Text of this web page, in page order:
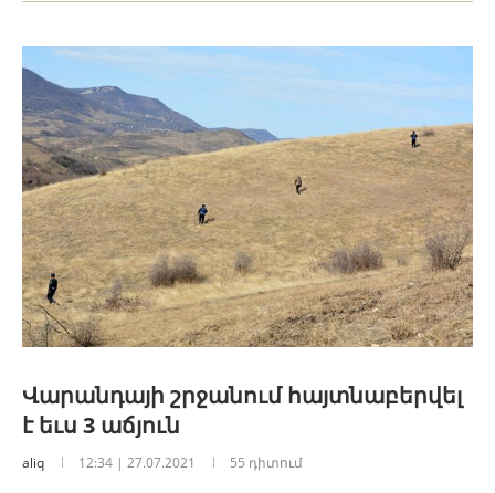
Վարանդայի շրջանում հայտնաբերվել
է եւս 3 աճյուն
aliq 12:34 | 27.07.2021 55 դիտում